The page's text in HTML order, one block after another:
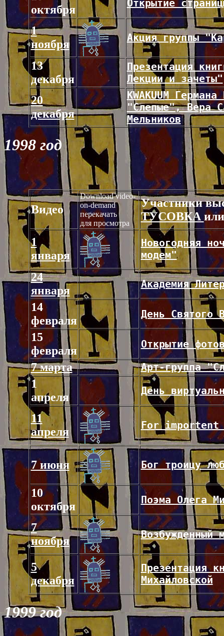
октября
Открытие
1
ноября
Акция группы
13
декабря
Презентация
Лекции и зачеты"
20
декабря
KWAKUUM
"Слепые", Вера
Мельников
1998 год
Видео
Download video-
on-demand
перекачать
для просмотра
Участники
ТУСОВКА
1
января
Новогодняя
модем"
24
января
Академия
14
февраля
День Святого
15
февраля
Открытие
7 марта Арт-группа
1
апреля
День
11
апреля
For importent
7 июня Бог троицу
10
октября
Поэма Олега
7
ноября
Возбужденный
5
декабря
Презентация
Михайловской
1999 год